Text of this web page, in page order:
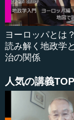
ヨーロッパとは
読み解く地政学
治の関係
人気の講義